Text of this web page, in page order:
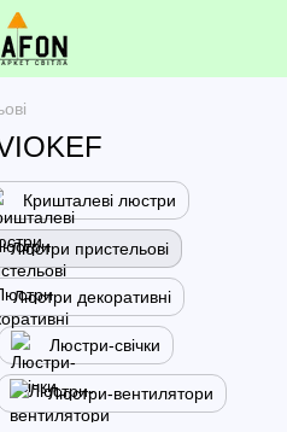
Кришталеві люстри
Люстри пристельові
Люстри декоративні
Люстри-свічки
Люстри-вентилятори